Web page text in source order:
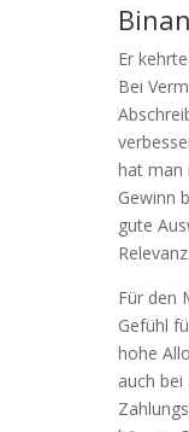
Er
Bei
hat man
Gewinn
gute
Für den
Gefühl
hohe
auch